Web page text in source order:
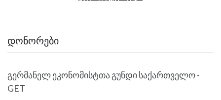
ᲓᲝᲜᲝᲠᲔᲑᲘ
გერმანელ ეკონომისტთა გუნდი საქართველო -
GET